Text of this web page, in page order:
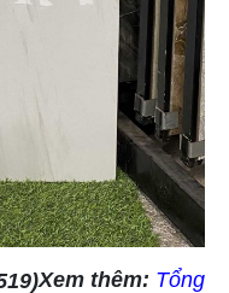
Xem thêm: Tổng